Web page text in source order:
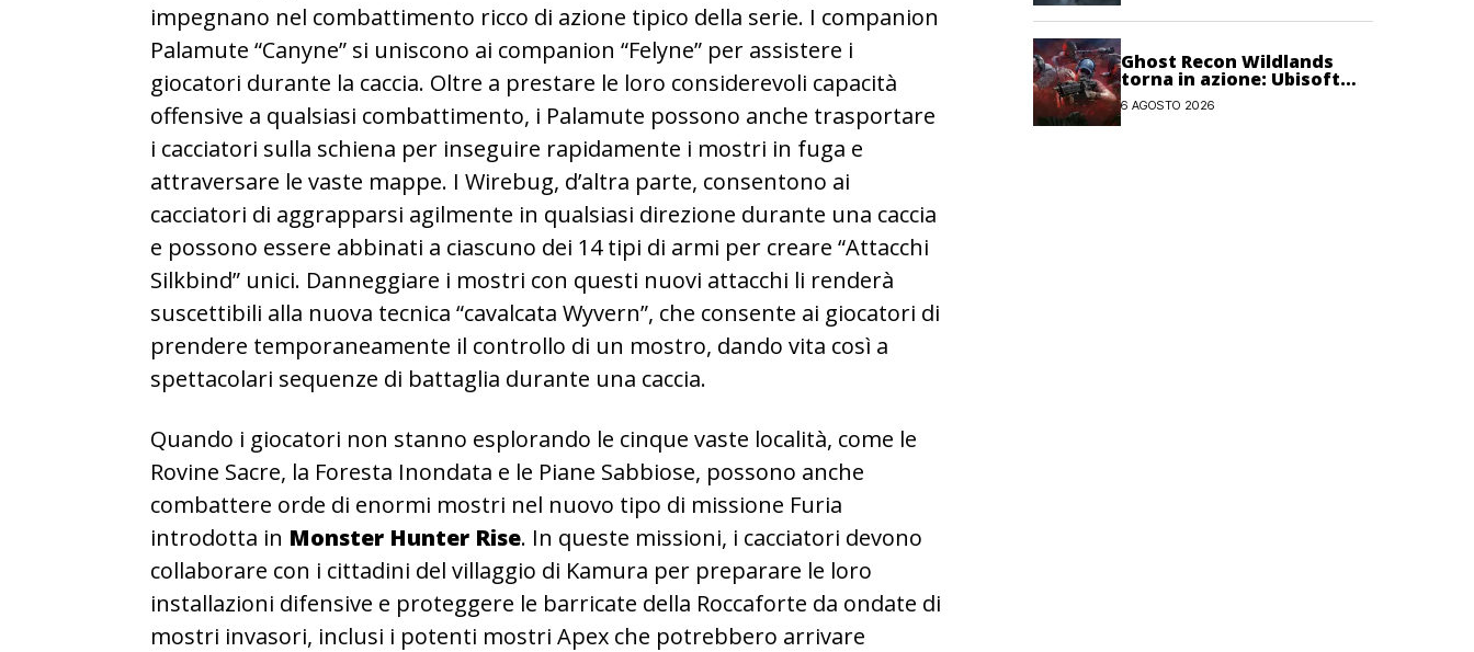
impegnano nel combattimento ricco di azione tipico della serie. I companion
Palamute “Canyne” si uniscono ai companion “Felyne” per assistere i
giocatori durante la caccia. Oltre a prestare le loro considerevoli capacità
offensive a qualsiasi combattimento, i Palamute possono anche trasportare
i cacciatori sulla schiena per inseguire rapidamente i mostri in fuga e
attraversare le vaste mappe. I Wirebug, d’altra parte, consentono ai
cacciatori di aggrapparsi agilmente in qualsiasi direzione durante una caccia
e possono essere abbinati a ciascuno dei 14 tipi di armi per creare “Attacchi
Silkbind” unici. Danneggiare i mostri con questi nuovi attacchi li renderà
suscettibili alla nuova tecnica “cavalcata Wyvern”, che consente ai giocatori di
prendere temporaneamente il controllo di un mostro, dando vita così a
spettacolari sequenze di battaglia durante una caccia.
Quando i giocatori non stanno esplorando le cinque vaste località, come le
Rovine Sacre, la Foresta Inondata e le Piane Sabbiose, possono anche
combattere orde di enormi mostri nel nuovo tipo di missione Furia
introdotta in Monster Hunter Rise. In queste missioni, i cacciatori devono
collaborare con i cittadini del villaggio di Kamura per preparare le loro
installazioni difensive e proteggere le barricate della Roccaforte da ondate di
mostri invasori, inclusi i potenti mostri Apex che potrebbero arrivare
Ghost Recon Wildlands
torna in azione: Ubisoft
lancia il maxi
aggiornamento gratuito
6 AGOSTO 2026